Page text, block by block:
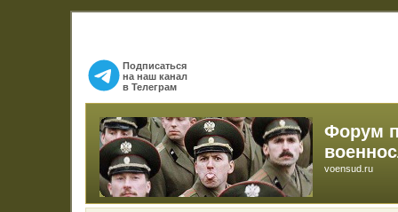
Подписаться
на наш канал
в Телеграм
Форум
voensud.ru